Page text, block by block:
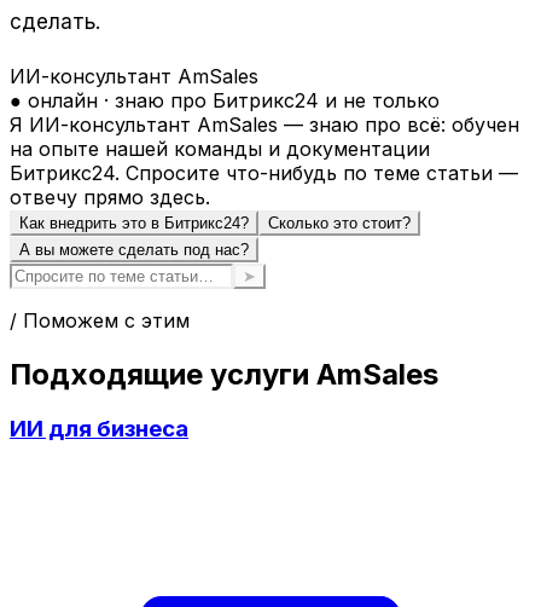
сделать.
ИИ-консультант AmSales
● онлайн · знаю про Битрикс24 и не только
Я ИИ-консультант AmSales — знаю про всё: обучен
на опыте нашей команды и документации
Битрикс24. Спросите что-нибудь по теме статьи —
отвечу прямо здесь.
Как внедрить это в Битрикс24?
Сколько это стоит?
А вы можете сделать под нас?
➤
/ Поможем с этим
Подходящие услуги AmSales
ИИ для бизнеса